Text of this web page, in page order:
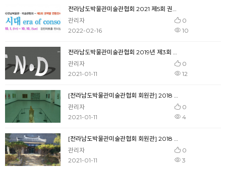
전라남도박물관미술관협회 2021 제5회 권역별 연합전시 '위로의 시대'
관리자
0
10
2022-02-16
전라남도박물관미술관협회 2019년 제3회 권역별 전시
관리자
0
12
2021-01-11
[전라남도박물관미술관협회 회원관] 2018 전라남도 권역별 전시기획사업 ‘남도의 바람바람바람’ -백민미술관 전시전경
관리자
0
4
2021-01-11
[전라남도박물관미술관협회 회원관] 2018 권역별 전시 ‘남도의 바람바람바람’ -백민미술관
관리자
0
3
2021-01-11